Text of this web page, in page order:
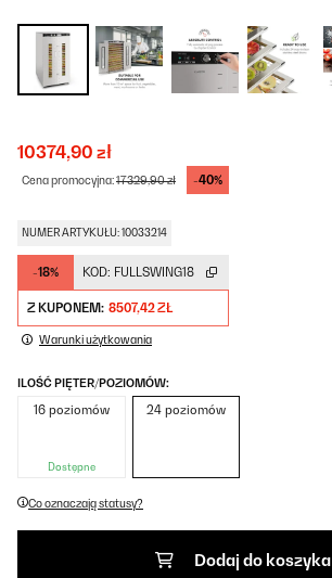
10374,90 zł
Cena promocyjna:17329,90 zł -40%
NUMER ARTYKUŁU: 10033214
-18% KOD: FULLSWING18
Z KUPONEM: 8507,42 ZŁ
Warunki użytkowania
ILOŚĆ PIĘTER/POZIOMÓW:
16 poziomów
Dostępne
24 poziomów
Co oznaczają statusy?
Dodaj do koszyka